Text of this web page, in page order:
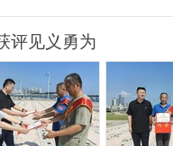
评见义勇为